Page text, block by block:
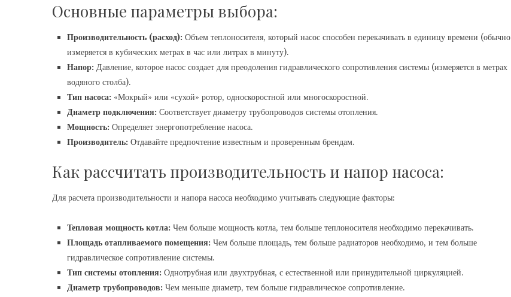
Основные параметры выбора:
Производительность (расход): Объем теплоносителя, который насос способен перекачивать в единицу времени (обычно
измеряется в кубических метрах в час или литрах в минуту).
Напор: Давление, которое насос создает для преодоления гидравлического сопротивления системы (измеряется в метрах
водяного столба).
Тип насоса: «Мокрый» или «сухой» ротор, односкоростной или многоскоростной.
Диаметр подключения: Соответствует диаметру трубопроводов системы отопления.
Мощность: Определяет энергопотребление насоса.
Производитель: Отдавайте предпочтение известным и проверенным брендам.
Как рассчитать производительность и напор насоса:
Для расчета производительности и напора насоса необходимо учитывать следующие факторы:
Тепловая мощность котла: Чем больше мощность котла, тем больше теплоносителя необходимо перекачивать.
Площадь отапливаемого помещения: Чем больше площадь, тем больше радиаторов необходимо, и тем больше
гидравлическое сопротивление системы.
Тип системы отопления: Однотрубная или двухтрубная, с естественной или принудительной циркуляцией.
Диаметр трубопроводов: Чем меньше диаметр, тем больше гидравлическое сопротивление.